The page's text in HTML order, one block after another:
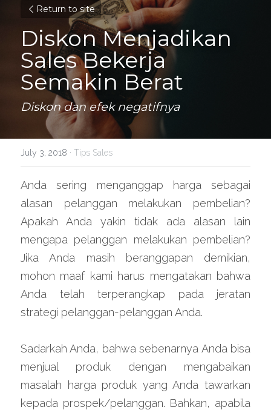
Return to site
Diskon Menjadikan
Sales Bekerja
Semakin Berat
Diskon dan efek negatifnya
July 3, 2018 · Tips Sales
Anda sering menganggap harga sebagai
alasan pelanggan melakukan pembelian?
Apakah Anda yakin tidak ada alasan lain
mengapa pelanggan melakukan pembelian?
Jika Anda masih beranggapan demikian,
mohon maaf kami harus mengatakan bahwa
Anda telah terperangkap pada jeratan
strategi pelanggan-pelanggan Anda.
Sadarkah Anda, bahwa sebenarnya Anda bisa
menjual produk dengan mengabaikan
masalah harga produk yang Anda tawarkan
kepada prospek/pelanggan. Bahkan, apabila